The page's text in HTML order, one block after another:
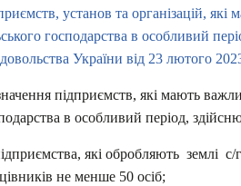
установ та організацій,
господарства в особливий
України від 23 лютого
підприємств, які мають
в особливий період,
які обробляють землі
не менше 50 осіб;